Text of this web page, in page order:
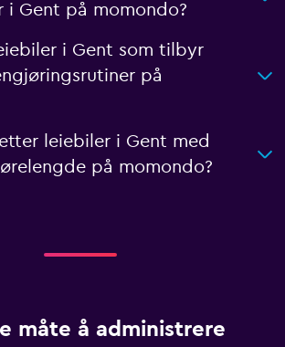
i Gent på momondo?
i Gent som tilbyr
på
leiebiler i Gent med
på momondo?
måte å administrere